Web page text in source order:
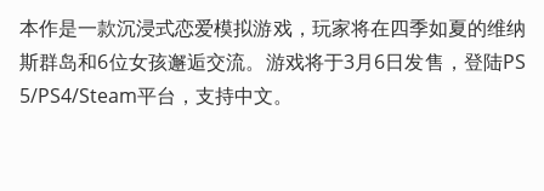
本作是一款沉浸式恋爱模拟游戏，玩家将在四季如夏的维纳
斯群岛和6位女孩邂逅交流。游戏将于3月6日发售，登陆PS
5/PS4/Steam平台，支持中文。